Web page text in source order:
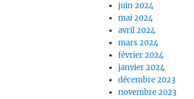
juin 2024
mai 2024
avril 2024
mars 2024
février 2024
janvier 2024
décembre 2023
novembre 2023